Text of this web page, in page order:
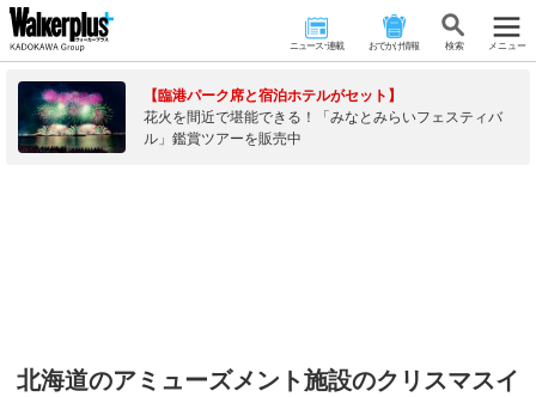
ニュース･連載 おでかけ情報 検 索 メニュー
【臨港パーク席と宿泊ホテルがセット】
花火を間近で堪能できる！「みなとみらいフェスティバ
ル」鑑賞ツアーを販売中
北海道のアミューズメント施設のクリスマスイ